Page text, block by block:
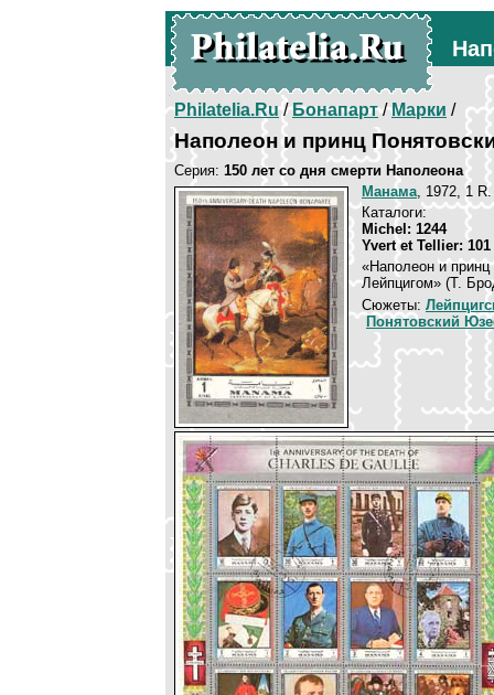
Philatelia.Ru/Бонапарт/Марки /
Наполеон и принц
Серия: 150 лет со дня смерти Наполеона
Манама, 1972, 1
Каталоги:
Michel: 1244
Yvert et Tellier:
«Наполеон и
Лейпцигом» (Т.
Сюжеты:
Понятовский